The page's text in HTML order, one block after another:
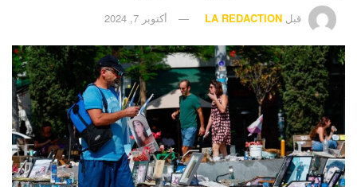
قبل LA REDACTION أكتوبر 7, 2024